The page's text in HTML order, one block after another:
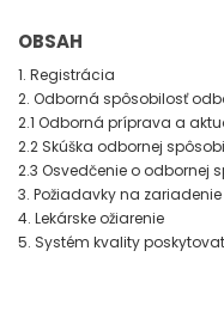
OBSAH
1. Registrácia
2. Odborná spôsobilosť
2.1 Odborná príprava a
2.2 Skúška odbornej
2.3 Osvedčenie o odbornej
3. Požiadavky na
4. Lekárske ožiarenie
5. Systém kvality